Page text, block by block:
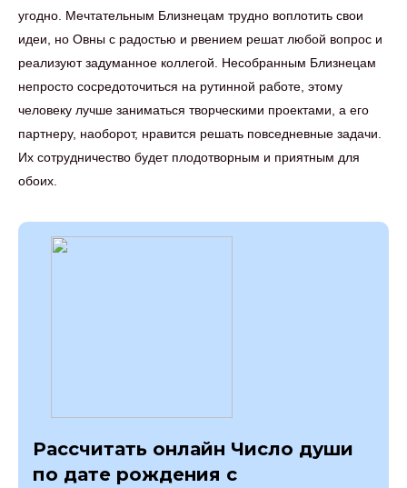
угодно. Мечтательным Близнецам трудно воплотить свои
идеи, но Овны с радостью и рвением решат любой вопрос и
реализуют задуманное коллегой. Несобранным Близнецам
непросто сосредоточиться на рутинной работе, этому
человеку лучше заниматься творческими проектами, а его
партнеру, наоборот, нравится решать повседневные задачи.
Их сотрудничество будет плодотворным и приятным для
обоих.
Рассчитать онлайн Число души
по дате рождения с